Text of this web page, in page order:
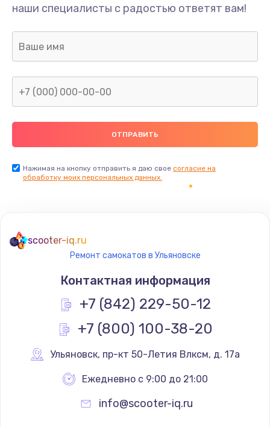
наши специалисты с радостью ответят вам!
Нажимая на кнопку отправить я даю свое согласие на
обработку моих персональных данных.
scooter-iq.ru
Ремонт самокатов в Ульяновске
Контактная информация
+7 (842) 229-50-12
+7 (800) 100-38-20
Ульяновск, пр-кт 50-Летия Влксм, д. 17а
Ежедневно с 9:00 до 21:00
info@scooter-iq.ru